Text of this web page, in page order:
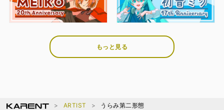
もっと見る
ARTIST うらみ第二形態